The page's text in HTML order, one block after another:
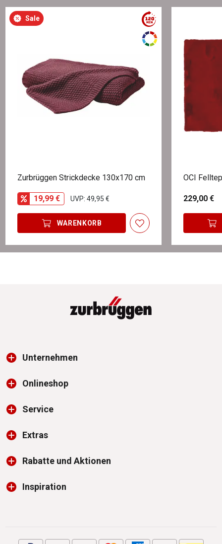
Sale
Zurbrüggen Strickdecke 130x170 cm
19,99 € UVP: 49,95 €
WARENKORB
OCI
229,00 €
Unternehmen
Onlineshop
Service
Extras
Rabatte und Aktionen
Inspiration